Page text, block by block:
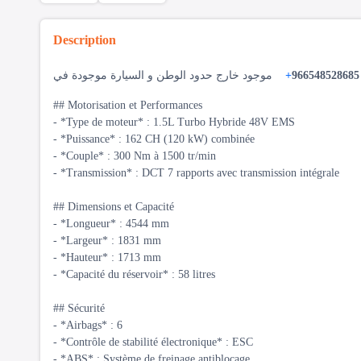
Description
+966548528685
## Motorisation et Performances
- *Type de moteur* : 1.5L Turbo Hybride 48V EMS
- *Puissance* : 162 CH (120 kW) combinée
- *Couple* : 300 Nm à 1500 tr/min
- *Transmission* : DCT 7 rapports avec transmission intégrale
## Dimensions et Capacité
- *Longueur* : 4544 mm
- *Largeur* : 1831 mm
- *Hauteur* : 1713 mm
- *Capacité du réservoir* : 58 litres
## Sécurité
- *Airbags* : 6
- *Contrôle de stabilité électronique* : ESC